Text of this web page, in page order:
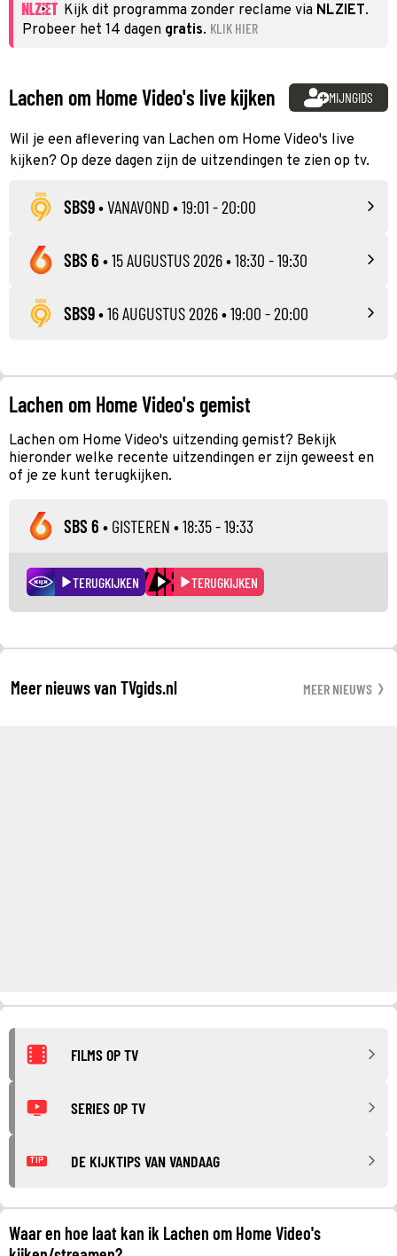
Kijk dit programma zonder reclame via NLZIET.
Probeer het 14 dagen gratis. KLIK HIER
Lachen om Home Video's live kijken MIJNGIDS
Wil je een aflevering van Lachen om Home Video's live
kijken? Op deze dagen zijn de uitzendingen te zien op tv.
SBS9•VANAVOND • 19:01 - 20:00
SBS 6 •15 AUGUSTUS 2026• 18:30 - 19:30
SBS9•16 AUGUSTUS 2026• 19:00 - 20:00
Lachen om Home Video's gemist
Lachen om Home Video's uitzending gemist? Bekijk
hieronder welke recente uitzendingen er zijn geweest en
of je ze kunt terugkijken.
SBS 6 • GISTEREN • 18:35 - 19:33
TERUGKIJKEN TERUGKIJKEN
Meer nieuws van TVgids.nl MEER NIEUWS
FILMS OP TV
SERIES OP TV
TIP DE KIJKTIPS VAN VANDAAG
Waar en hoe laat kan ik Lachen om Home Video's